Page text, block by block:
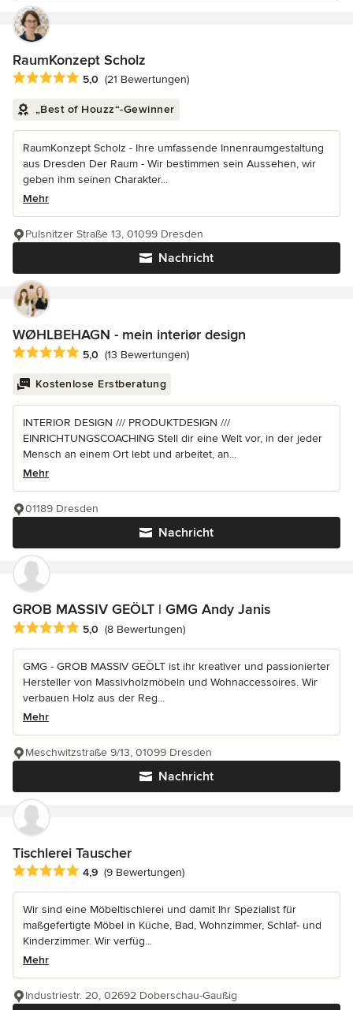
RaumKonzept Scholz
Durchschnittliche Bewertung: 5 von 5 Sternen
5,0 (21 Bewertungen)
„Best of Houzz“-Gewinner
RaumKonzept Scholz - Ihre umfassende Innenraumgestaltung
aus Dresden Der Raum - Wir bestimmen sein Aussehen, wir
geben ihm seinen Charakter...
Mehr
Nachricht
Pulsnitzer Straße 13, 01099 Dresden
WØHLBEHAGN - mein interiør design
Durchschnittliche Bewertung: 5 von 5 Sternen
5,0 (13 Bewertungen)
Kostenlose Erstberatung
INTERIOR DESIGN /// PRODUKTDESIGN ///
EINRICHTUNGSCOACHING Stell dir eine Welt vor, in der jeder
Mensch an einem Ort lebt und arbeitet, an...
Mehr
Nachricht
01189 Dresden
GROB MASSIV GEÖLT | GMG Andy Janis
Durchschnittliche Bewertung: 5 von 5 Sternen
5,0 (8 Bewertungen)
GMG - GROB MASSIV GEÖLT ist ihr kreativer und passionierter
Hersteller von Massivholzmöbeln und Wohnaccessoires. Wir
verbauen Holz aus der Reg...
Mehr
Nachricht
Meschwitzstraße 9/13, 01099 Dresden
Tischlerei Tauscher
Durchschnittliche Bewertung: 4.9 von 5 Sternen
4,9 (9 Bewertungen)
Wir sind eine Möbeltischlerei und damit Ihr Spezialist für
maßgefertigte Möbel in Küche, Bad, Wohnzimmer, Schlaf- und
Kinderzimmer. Wir verfüg...
Mehr
Industriestr. 20, 02692 Doberschau-Gaußig